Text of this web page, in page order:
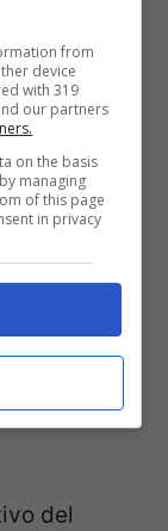
del
from
device
with 319
our partners
on the basis
managing
of this page
in privacy